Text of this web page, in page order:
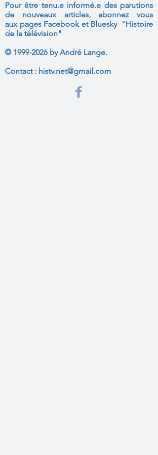
Pour être tenu.e informé.e des parutions
de nouveaux articles, abonnez vous
aux pages Facebook et Bluesky "Histoire
de la télévision"
© 1999-2026by André Lange.
Contact : histv.net@gmail.com